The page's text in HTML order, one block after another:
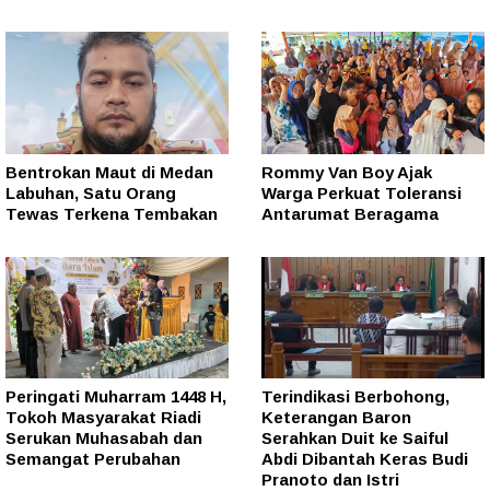
Bentrokan Maut di Medan
Labuhan, Satu Orang
Tewas Terkena Tembakan
Rommy Van Boy Ajak
Warga Perkuat Toleransi
Antarumat Beragama
Peringati Muharram 1448 H,
Tokoh Masyarakat Riadi
Serukan Muhasabah dan
Semangat Perubahan
Terindikasi Berbohong,
Keterangan Baron
Serahkan Duit ke Saiful
Abdi Dibantah Keras Budi
Pranoto dan Istri